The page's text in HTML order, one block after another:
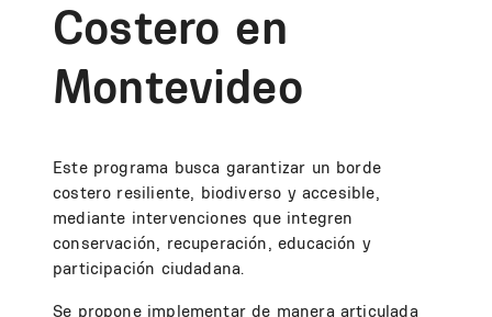
Costero en
Montevideo
Este programa busca garantizar un borde
costero resiliente, biodiverso y accesible,
mediante intervenciones que integren
conservación, recuperación, educación y
participación ciudadana.
Se propone implementar de manera articulada